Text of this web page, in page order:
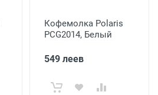
Кофемолка Polaris
PCG2014, Белый
549 леев